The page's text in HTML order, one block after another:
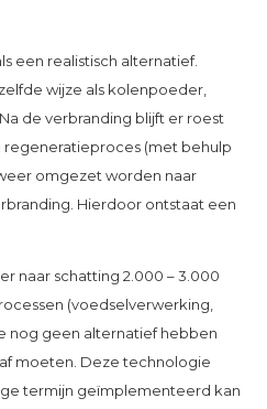
een realistisch alternatief.
wijze als kolenpoeder,
de verbranding blijft er roest
regeneratieproces (met behulp
omgezet worden naar
Hierdoor ontstaat een
naar schatting 2.000 – 3.000
(voedselverwerking,
nog geen alternatief hebben
moeten. Deze technologie
termijn geïmplementeerd kan